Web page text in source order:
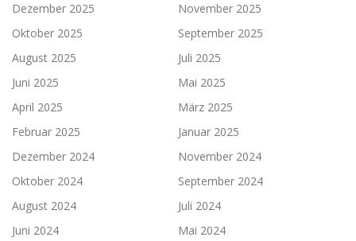
Dezember 2025
November 2025
Oktober 2025
September 2025
August 2025
Juli 2025
Juni 2025
Mai 2025
April 2025
März 2025
Februar 2025
Januar 2025
Dezember 2024
November 2024
Oktober 2024
September 2024
August 2024
Juli 2024
Juni 2024
Mai 2024